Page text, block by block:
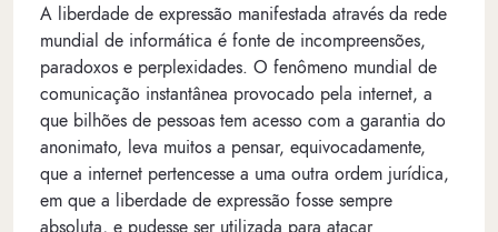
A liberdade de expressão manifestada através da rede
mundial de informática é fonte de incompreensões,
paradoxos e perplexidades. O fenômeno mundial de
comunicação instantânea provocado pela internet, a
que bilhões de pessoas tem acesso com a garantia do
anonimato, leva muitos a pensar, equivocadamente,
que a internet pertencesse a uma outra ordem jurídica,
em que a liberdade de expressão fosse sempre